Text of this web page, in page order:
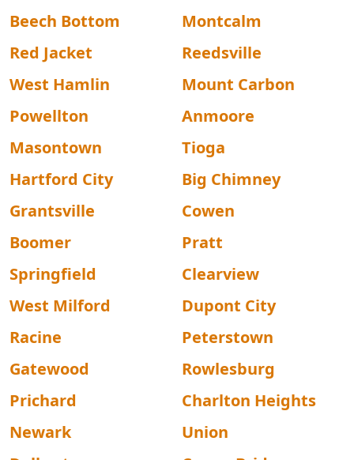
Beech Bottom
Montcalm
Red Jacket
Reedsville
West Hamlin
Mount Carbon
Powellton
Anmoore
Masontown
Tioga
Hartford City
Big Chimney
Grantsville
Cowen
Boomer
Pratt
Springfield
Clearview
West Milford
Dupont City
Racine
Peterstown
Gatewood
Rowlesburg
Prichard
Charlton Heights
Newark
Union